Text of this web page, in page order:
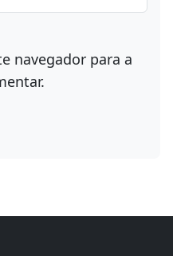
navegador para a